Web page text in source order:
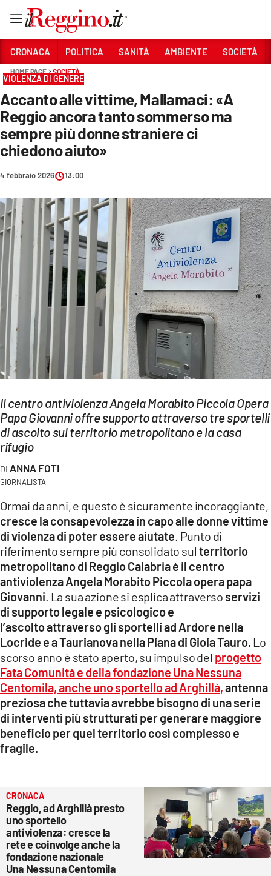
Sezioni
CRONACA
POLITICA
SANITÀ
AMBIENTE
SOCIETÀ
CULTURA
ECONOMIA E LAVORO
EVENTI
SPORT
Streaming
LAC TV
LAC ONAIR
LaC
Network
LACPLAY.IT
LACTV.IT
LACONAIR.IT
LACITYMAG.IT
ILREGGINO.IT
COSENZACHANNEL.IT
ILVIBONESE.IT
CATANZAROCHANNEL.IT
LACAPITALENEWS.IT
App
ANDROID
CRONACA POLITICA SANITÀ AMBIENTE SOCIETÀ
HOME PAGE SOCIETÀ
VIOLENZA DI GENERE
Accanto alle vittime, Mallamaci: «A
Reggio ancora tanto sommerso ma
sempre più donne straniere ci
chiedono aiuto»
4 febbraio 2026 13:00
Il centro antiviolenza Angela Morabito Piccola Opera
Papa Giovanni offre supporto attraverso tre sportelli
di ascolto sul territorio metropolitano e la casa
rifugio
ANNA FOTI
GIORNALISTA
Ormai da anni, e questo è sicuramente incoraggiante,
cresce la consapevolezza in capo alle donne vittime
di violenza di poter essere aiutate . Punto di
riferimento sempre più consolidato sul territorio
metropolitano di Reggio Calabria è il centro
antiviolenza Angela Morabito Piccola opera papa
Giovanni . La sua azione si esplica attraverso servizi
di supporto legale e psicologico e
l’ascolto attraverso gli sportelli ad Ardore nella
Locride e a Taurianova nella Piana di Gioia Tauro. Lo
scorso anno è stato aperto, su impulso del progetto
Fata Comunità e della fondazione Una Nessuna
Centomila, anche uno sportello ad Arghillà,antenna
preziosa che tuttavia avrebbe bisogno di una serie
di interventi più strutturati per generare maggiore
beneficio per quel territorio così complesso e
fragile.
CRONACA
Reggio, ad Arghillà presto
uno sportello
antiviolenza: cresce la
rete e coinvolge anche la
fondazione nazionale
Una Nessuna Centomila